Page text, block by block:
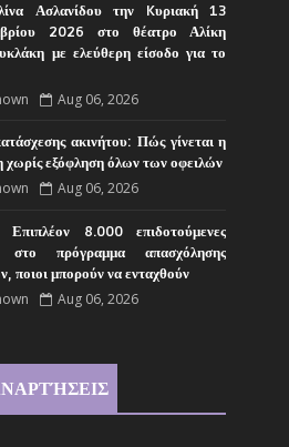
Ασλανίδου την Kυριακή 13
2026 στο θέατρο Αλίκη
με ελεύθερη είσοδο για το
Aug 06, 2026
ακινήτου: Πώς γίνεται η
χωρίς εξόφληση όλων των οφειλών
Aug 06, 2026
8.000 επιδοτούμενες
στο πρόγραμμα απασχόλησης
ποιοι μπορούν να ενταχθούν
Aug 06, 2026